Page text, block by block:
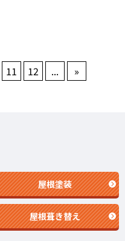
11 12 ... »
屋根塗装
屋根葺き替え